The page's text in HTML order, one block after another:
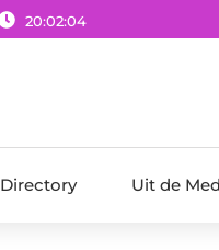
20:02:05
Directory Uit de